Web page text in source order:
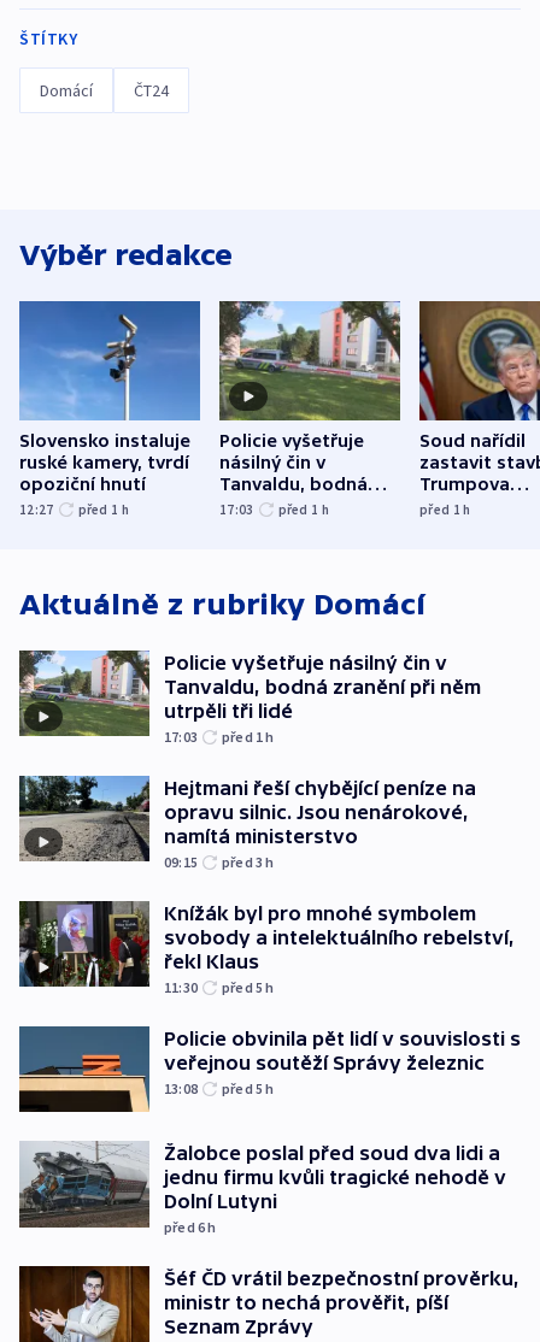
ŠTÍTKY
Domácí ČT24
Výběr redakce
Slovensko instaluje
ruské kamery, tvrdí
opoziční hnutí
12:27 před 1 h
Policie vyšetřuje
násilný čin v
Tanvaldu, bodná
zranění při něm
17:03 před 1 h
Soud nařídil
zastavit
Trumpova
tanečního
před 1h
Aktuálně z rubriky Domácí
Policie vyšetřuje násilný čin v
Tanvaldu, bodná zranění při něm
utrpěli tři lidé
17:03 před 1h
Hejtmani řeší chybějící peníze na
opravu silnic. Jsou nenárokové,
namítá ministerstvo
09:15 před 3h
Knížák byl pro mnohé symbolem
svobody a intelektuálního rebelství,
řekl Klaus
11:30 před 5h
Policie obvinila pět lidí v souvislosti s
veřejnou soutěží Správy železnic
13:08 před 5h
Žalobce poslal před soud dva lidi a
jednu firmu kvůli tragické nehodě v
Dolní Lutyni
před 6h
Šéf ČD vrátil bezpečnostní prověrku,
ministr to nechá prověřit, píší
Seznam Zprávy